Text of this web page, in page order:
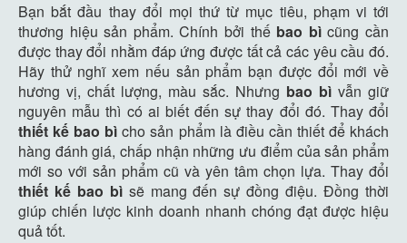
Bạn bắt đầu thay đổi mọi thứ từ mục tiêu, phạm vi tới
thương hiệu sản phẩm. Chính bởi thế bao bìcũng cần
được thay đổi nhằm đáp ứng được tất cả các yêu cầu đó.
Hãy thử nghĩ xem nếu sản phẩm bạn được đổi mới về
hương vị, chất lượng, màu sắc. Nhưng bao bì vẫn giữ
nguyên mẫu thì có ai biết đến sự thay đổi đó. Thay đổi
thiết kế bao bì cho sản phẩm là điều cần thiết để khách
hàng đánh giá, chấp nhận những ưu điểm của sản phẩm
mới so với sản phẩm cũ và yên tâm chọn lựa. Thay đổi
thiết kế bao bìsẽ mang đến sự đồng điệu. Đồng thời
giúp chiến lược kinh doanh nhanh chóng đạt được hiệu
quả tốt.